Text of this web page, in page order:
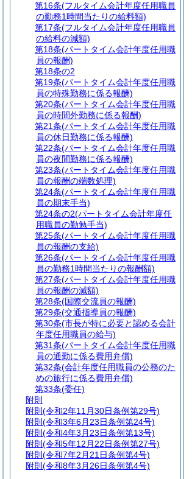
第16条(フルタイム会計年度任用職員
の勤務1時間当たりの給料額)
第17条(フルタイム会計年度任用職員
の給料の減額)
第18条(パートタイム会計年度任用職
員の報酬)
第18条の2
第19条(パートタイム会計年度任用職
員の特殊勤務に係る報酬)
第20条(パートタイム会計年度任用職
員の時間外勤務に係る報酬)
第21条(パートタイム会計年度任用職
員の休日勤務に係る報酬)
第22条(パートタイム会計年度任用職
員の夜間勤務に係る報酬)
第23条(パートタイム会計年度任用職
員の報酬の端数処理)
第24条(パートタイム会計年度任用職
員の期末手当)
第24条の2(パートタイム会計年度任
用職員の勤勉手当)
第25条(パートタイム会計年度任用職
員の報酬の支給)
第26条(パートタイム会計年度任用職
員の勤務1時間当たりの報酬額)
第27条(パートタイム会計年度任用職
員の報酬の減額)
第28条(国際交流員の報酬)
第29条(交通指導員の報酬)
第30条(市長が特に必要と認める会計
年度任用職員の給与)
第31条(パートタイム会計年度任用職
員の通勤に係る費用弁償)
第32条(会計年度任用職員の公務のた
めの旅行に係る費用弁償)
第33条(委任)
附則
附則 (令和2年11月30日条例第29号)
附則 (令和3年6月23日条例第24号)
附則 (令和4年3月23日条例第13号)
附則 (令和5年12月22日条例第27号)
附則 (令和7年2月21日条例第4号)
附則 (令和8年3月26日条例第4号)